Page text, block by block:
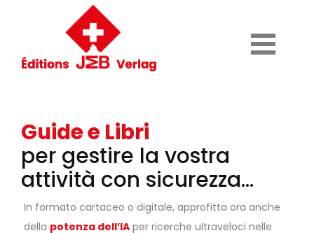
Guide e Libri
per gestire la vostra
attività con sicurezza...
In formato cartaceo o digitale, approfitta ora anche
della potenza dell’IA per ricerche ultraveloci nelle